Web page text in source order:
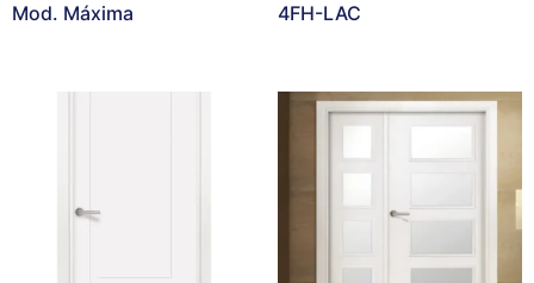
Mod. Máxima 4FH-LAC